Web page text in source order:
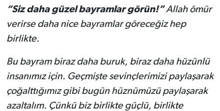
“Siz daha güzel bayramlar görün!”Allah ömür
verirse daha nice bayramlar göreceğiz hep
birlikte.
Bu bayram biraz daha buruk, biraz daha hüzünlü
insanımız için. Geçmişte sevinçlerimizi paylaşarak
çoğalttığımız gibi bugün hüznümüzü paylaşarak
azaltalım. Çünkü biz birlikte güçlü, birlikte